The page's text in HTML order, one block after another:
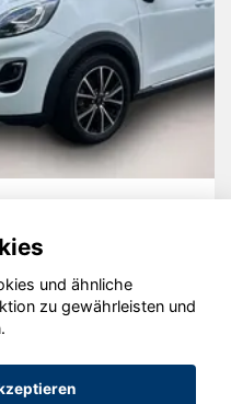
2020 - 2026
und ähnliche
zu gewährleisten und